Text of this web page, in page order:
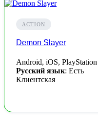
ACTION
Demon Slayer
Android, iOS,
Русский язык: Есть
Клиентская